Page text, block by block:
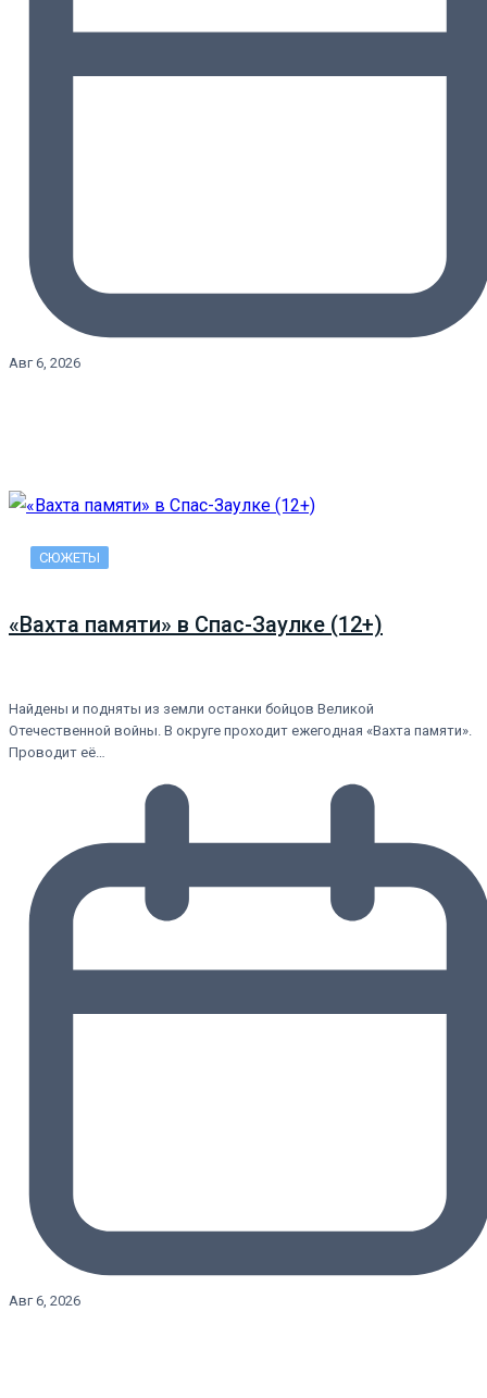
Авг 6, 2026
СЮЖЕТЫ
«Вахта памяти» в Спас-Заулке (12+)
Найдены и подняты из земли останки бойцов Великой
Отечественной войны. В округе проходит ежегодная «Вахта памяти».
Проводит её…
Авг 6, 2026